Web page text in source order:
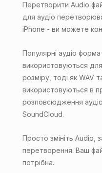
Перетворити Audio
для аудіо
iPhone - ви можете
Популярні аудіо
використовуються
розміру, тоді як WAV
використовуються в
розповсюдження
SoundCloud.
Просто змініть Audio,
перетворення. Ваш
потрібна.